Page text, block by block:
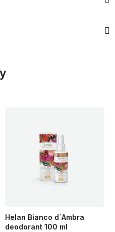
Helan Bianco d´Ambra
deodorant 100 ml